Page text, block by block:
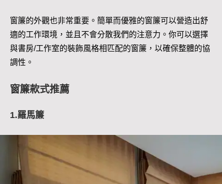
窗簾的外觀也非常重要。簡單而優雅的窗簾可以營造出舒
適的工作環境，並且不會分散我們的注意力。你可以選擇
與書房/工作室的裝飾風格相匹配的窗簾，以確保整體的協
調性。
窗簾款式推薦
1.羅馬簾